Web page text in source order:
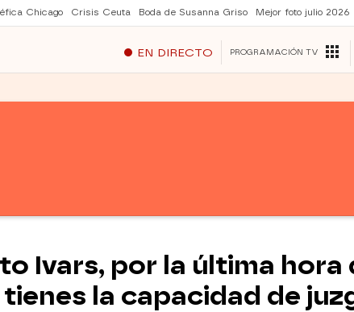
Chicago Crisis Ceuta Boda de Susanna Griso Mejor foto julio 2026
EN DIRECTO PROGRAMACIÓN TV
Ivars, por la última hora
la capacidad de